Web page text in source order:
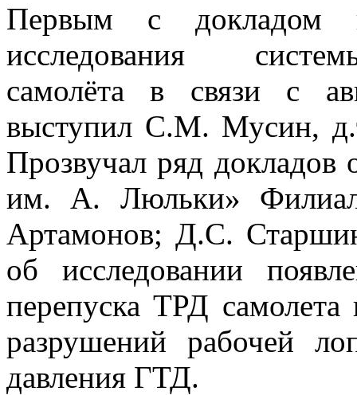
Первым с докладом
исследования
самолёта в связи с
выступил С.М. Мусин,
Прозвучал ряд докладов
им. А. Люльки»
Артамонов; Д.С.
об исследовании
перепуска ТРД самолета
разрушений рабочей
давления ГТД.